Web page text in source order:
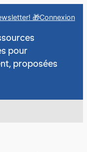
🎁Connexion
pour
proposées